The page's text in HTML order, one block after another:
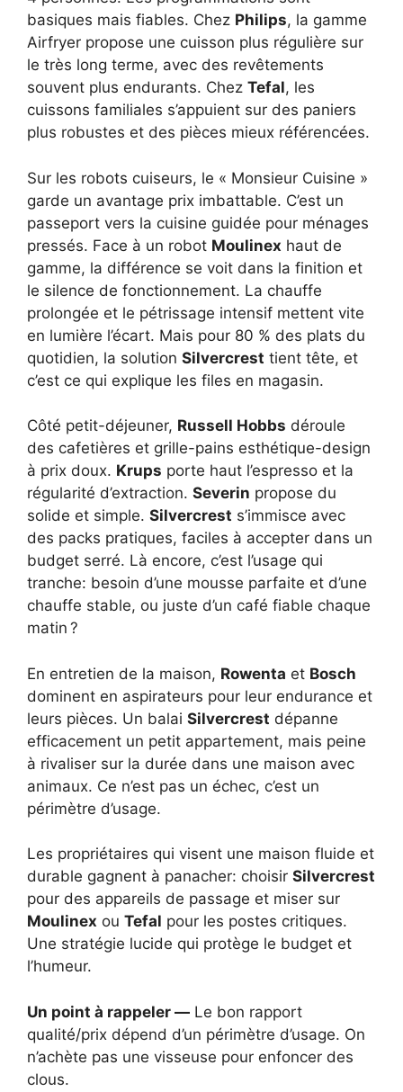
basiques mais fiables. Chez Philips, la gamme
Airfryer propose une cuisson plus régulière sur
le très long terme, avec des revêtements
souvent plus endurants. Chez Tefal, les
cuissons familiales s’appuient sur des paniers
plus robustes et des pièces mieux référencées.
Sur les robots cuiseurs, le « Monsieur Cuisine »
garde un avantage prix imbattable. C’est un
passeport vers la cuisine guidée pour ménages
pressés. Face à un robot Moulinex haut de
gamme, la différence se voit dans la finition et
le silence de fonctionnement. La chauffe
prolongée et le pétrissage intensif mettent vite
en lumière l’écart. Mais pour 80 % des plats du
quotidien, la solution Silvercrest tient tête, et
c’est ce qui explique les files en magasin.
Côté petit-déjeuner, Russell Hobbs déroule
des cafetières et grille-pains esthétique-design
à prix doux. Krups porte haut l’espresso et la
régularité d’extraction. Severin propose du
solide et simple. Silvercrest s’immisce avec
des packs pratiques, faciles à accepter dans un
budget serré. Là encore, c’est l’usage qui
tranche: besoin d’une mousse parfaite et d’une
chauffe stable, ou juste d’un café fiable chaque
matin ?
En entretien de la maison, Rowenta et Bosch
dominent en aspirateurs pour leur endurance et
leurs pièces. Un balai Silvercrest dépanne
efficacement un petit appartement, mais peine
à rivaliser sur la durée dans une maison avec
animaux. Ce n’est pas un échec, c’est un
périmètre d’usage.
Les propriétaires qui visent une maison fluide et
durable gagnent à panacher: choisir Silvercrest
pour des appareils de passage et miser sur
Moulinex ou Tefal pour les postes critiques.
Une stratégie lucide qui protège le budget et
l’humeur.
Un point à rappeler — Le bon rapport
qualité/prix dépend d’un périmètre d’usage. On
n’achète pas une visseuse pour enfoncer des
clous.